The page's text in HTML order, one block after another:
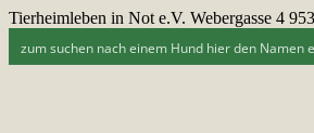
Tierheimleben in Not e.V. Webergasse 4